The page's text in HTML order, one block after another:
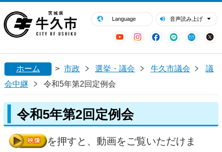
Language 音声読み上げ
YouTubeInstagram
Facebook
LINE Mail
閉じる
ホーム > 市政 選挙・議会 牛久市議会
議
会中継
令和5年第2回定例会
令和5年第2回定例会
を押すと、動画をご覧いただけま